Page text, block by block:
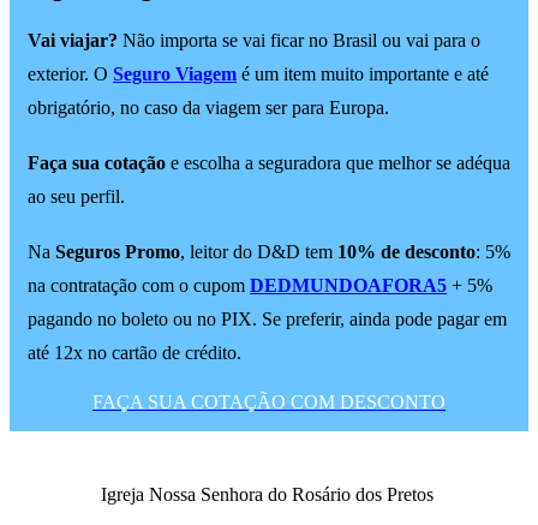
Vai viajar? Não importa se vai ficar no Brasil ou vai para o
exterior. O Seguro Viagem é um item muito importante e até
obrigatório, no caso da viagem ser para Europa.
Faça sua cotação e escolha a seguradora que melhor se adéqua
ao seu perfil.
Na Seguros Promo, leitor do D&D tem 10% de desconto: 5%
na contratação com o cupom DEDMUNDOAFORA5 + 5%
pagando no boleto ou no PIX. Se preferir, ainda pode pagar em
até 12x no cartão de crédito.
FAÇA SUA COTAÇÃO COM DESCONTO
Igreja Nossa Senhora do Rosário dos Pretos